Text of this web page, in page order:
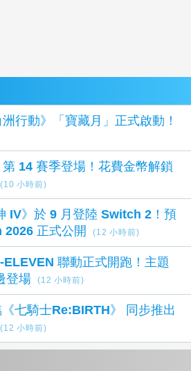
洲行動》「寶藏月」正式啟動！
第 14 賽季登場！花費金幣解鎖
(10 小時前)
IV》於 9 月登陸 Switch 2！預
正式公開
(12 小時前)
ELEVEN 聯動正式開跑！主題
登場
(12 小時前)
士Re:BIRTH》 同步推出
(12 小時前)